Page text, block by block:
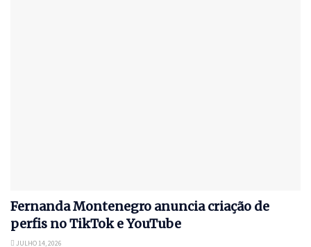
Fernanda Montenegro anuncia criação de
perfis no TikTok e YouTube
JULHO 14, 2026